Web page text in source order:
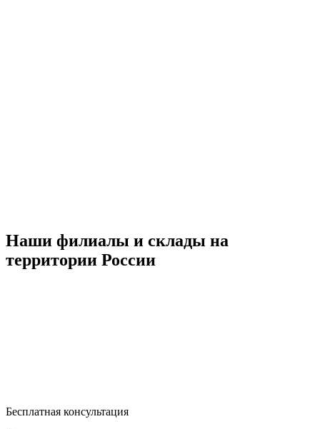
Наши филиалы и склады на
территории России
Бесплатная консультация